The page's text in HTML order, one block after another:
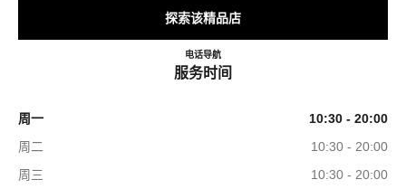
探索该精品店
电话+82 62 221 1126
导航Lotte Gwangju CHANEL
服务时间
周一
10:30 - 20:00
周二
10:30 - 20:00
周三
10:30 - 20:00
筛选条件
筛选结果依据：
腕表与高级珠宝